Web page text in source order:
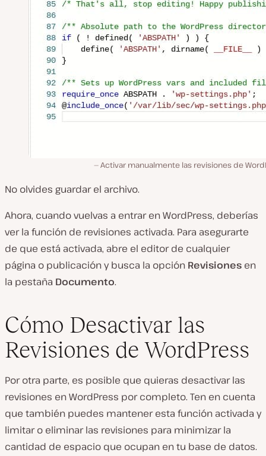
Activar manualmente las revisiones de
No olvides guardar el archivo.
Ahora, cuando vuelvas a entrar en WordPress, deberías
ver la función de revisiones activada. Para asegurarte
de que está activada, abre el editor de cualquier
página o publicación y busca la opción Revisiones en
la pestaña Documento.
Cómo Desactivar las
Revisiones de WordPress
Por otra parte, es posible que quieras desactivar las
revisiones en WordPress por completo. Ten en cuenta
que también puedes mantener esta función activada y
limitar o eliminar las revisiones para minimizar la
cantidad de espacio que ocupan en tu base de datos.